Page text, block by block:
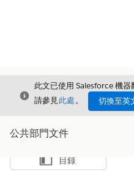
結束
此文已使用 Salesforce 機
請參見此處。 切換至英
公共部門文件
顯示目錄
目錄